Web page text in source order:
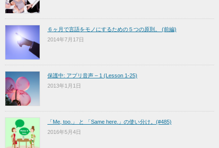
６ヶ月で言語をモノにするための５つの原則。 (前編)
2014年7月17日
保護中: アプリ音声 – 1 (Lesson 1-25)
2013年1月1日
「Me, too.」 と 「Same here.」の使い分け。(#485)
2016年5月4日